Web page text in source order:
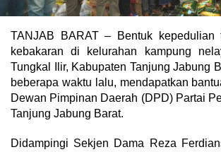
TANJAB BARAT – Bentuk kepedulian
kebakaran di kelurahan kampung
Tungkal Ilir, Kabupaten Tanjung Jabung
beberapa waktu lalu, mendapatkan
Dewan Pimpinan Daerah (DPD) Partai
Tanjung Jabung Barat.
Didampingi Sekjen Dama Reza